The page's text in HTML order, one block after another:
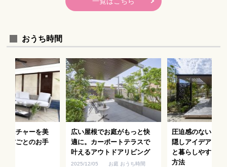
おうち時間
ァニチャーを美
素材ごとのお手
広い屋根でお庭がもっと快
適に。カーポートテラスで
叶えるアウトドアリビング
2025/12/05 お庭 おうち時間
圧迫感のないおし
隠しアイデア｜デ
と暮らしやすさを
方法